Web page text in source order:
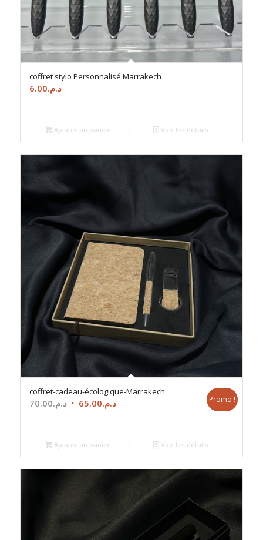
coffret stylo Personnalisé Marrakech
د.م.6.00
Ajouter au panier Voir les détails
coffret-cadeau-écologique-Marrakech
د.م.70.00
Le
était :
د.م.70.00.
د.م.65.00
Le
د.م.65.00.
Promo !
Ajouter au panier Voir les détails